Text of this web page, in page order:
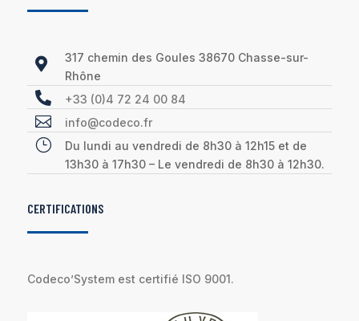

317 chemin des Goules 38670 Chasse-sur-
Rhône
 +33 (0)4 72 24 00 84
 info@codeco.fr
}
Du lundi au vendredi de 8h30 à 12h15 et de
13h30 à 17h30 – Le vendredi de 8h30 à 12h30.
CERTIFICATIONS
Codeco’System est certifié ISO 9001.